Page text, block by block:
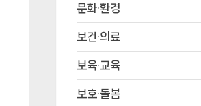
문화·환경
보건·의료
보육·교육
보호·돌봄